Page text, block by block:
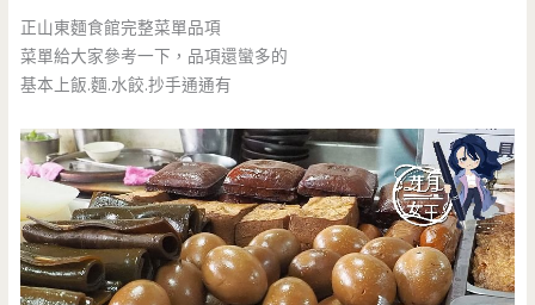
正山東麵食館完整菜單品項
菜單給大家參考一下，品項還蠻多的
基本上飯.麵.水餃.抄手通通有